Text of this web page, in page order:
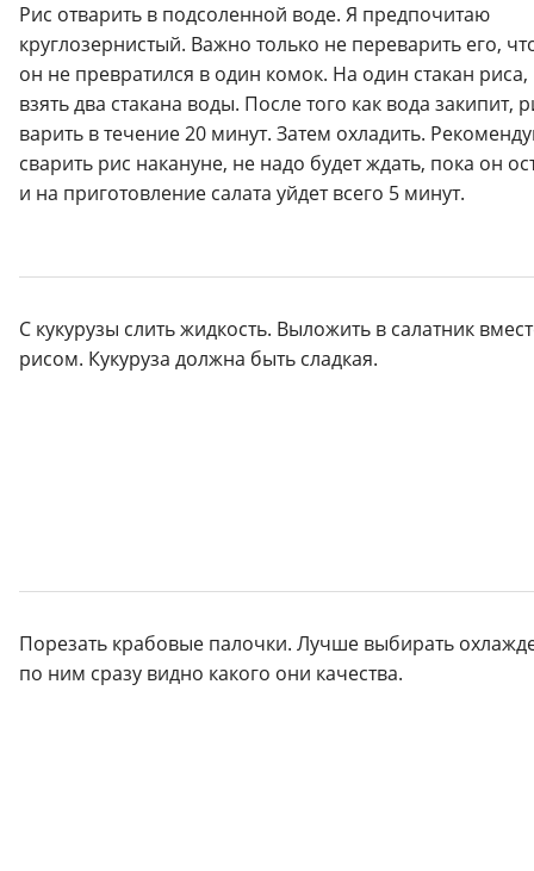
Рис отварить в подсоленной воде. Я предпочитаю
круглозернистый. Важно только не переварить его,
он не превратился в один комок. На один стакан
взять два стакана воды. После того как вода закипит,
варить в течение 20 минут. Затем охладить.
сварить рис накануне, не надо будет ждать, пока он
и на приготовление салата уйдет всего 5 минут.
С кукурузы слить жидкость. Выложить в салатник
рисом. Кукуруза должна быть сладкая.
Порезать крабовые палочки. Лучше выбирать
по ним сразу видно какого они качества.